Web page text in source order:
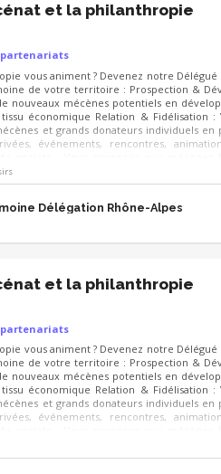
et la philanthropie
partenariats
vous animent ? Devenez notre
de votre territoire : Prospection &
nouveaux mécènes potentiels en
économique Relation & Fidélisation :
et grands donateurs individuels en
événements, rencontres,
et déployez les campagnes d'appels
Délégation Rhône-Alpes
et la philanthropie
partenariats
vous animent ? Devenez notre
de votre territoire : Prospection &
nouveaux mécènes potentiels en
économique Relation & Fidélisation :
et grands donateurs individuels en
événements, rencontres,
et déployez les campagnes d'appels